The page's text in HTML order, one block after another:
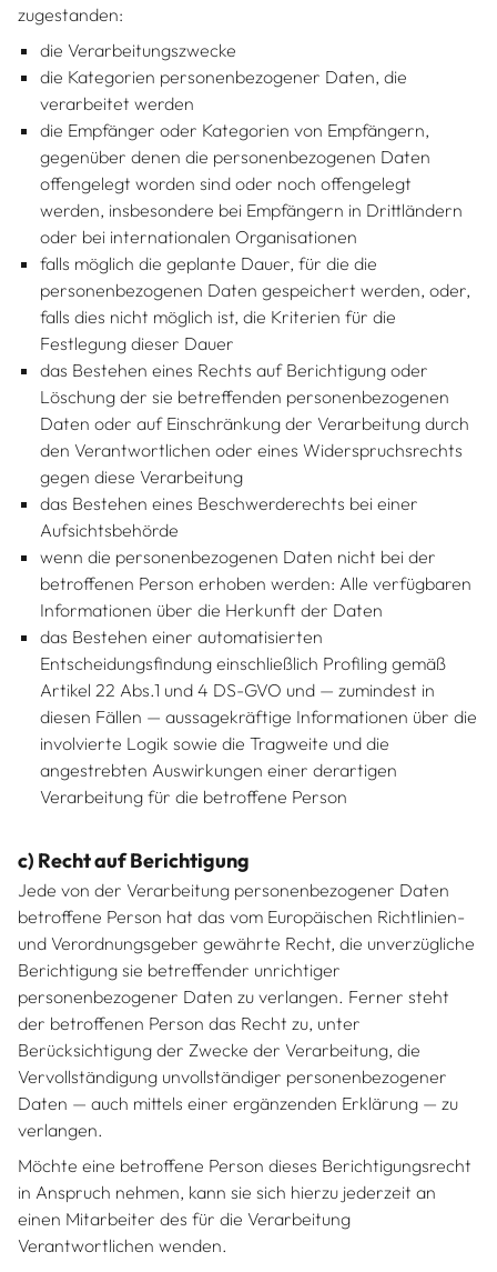
zugestanden:
die Verarbeitungszwecke
die Kategorien personenbezogener Daten, die
verarbeitet werden
die Empfänger oder Kategorien von Empfängern,
gegenüber denen die personenbezogenen Daten
offengelegt worden sind oder noch offengelegt
werden, insbesondere bei Empfängern in Drittländern
oder bei internationalen Organisationen
falls möglich die geplante Dauer, für die die
personenbezogenen Daten gespeichert werden, oder,
falls dies nicht möglich ist, die Kriterien für die
Festlegung dieser Dauer
das Bestehen eines Rechts auf Berichtigung oder
Löschung der sie betreffenden personenbezogenen
Daten oder auf Einschränkung der Verarbeitung durch
den Verantwortlichen oder eines Widerspruchsrechts
gegen diese Verarbeitung
das Bestehen eines Beschwerderechts bei einer
Aufsichtsbehörde
wenn die personenbezogenen Daten nicht bei der
betroffenen Person erhoben werden: Alle verfügbaren
Informationen über die Herkunft der Daten
das Bestehen einer automatisierten
Entscheidungsfindung einschließlich Profiling gemäß
Artikel 22 Abs.1 und 4 DS-GVO und — zumindest in
diesen Fällen — aussagekräftige Informationen über die
involvierte Logik sowie die Tragweite und die
angestrebten Auswirkungen einer derartigen
Verarbeitung für die betroffene Person
c) Recht auf Berichtigung
Jede von der Verarbeitung personenbezogener Daten
betroffene Person hat das vom Europäischen Richtlinien-
und Verordnungsgeber gewährte Recht, die unverzügliche
Berichtigung sie betreffender unrichtiger
personenbezogener Daten zu verlangen. Ferner steht
der betroffenen Person das Recht zu, unter
Berücksichtigung der Zwecke der Verarbeitung, die
Vervollständigung unvollständiger personenbezogener
Daten — auch mittels einer ergänzenden Erklärung — zu
verlangen.
Möchte eine betroffene Person dieses Berichtigungsrecht
in Anspruch nehmen, kann sie sich hierzu jederzeit an
einen Mitarbeiter des für die Verarbeitung
Verantwortlichen wenden.